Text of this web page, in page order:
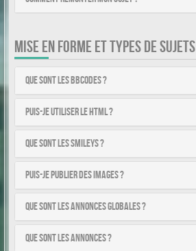
MISE EN FORME ET TYPES DE SUJETS
Que sont les BBCodes ?
Puis-je utiliser le HTML ?
Que sont les smileys ?
Puis-je publier des images ?
Que sont les annonces globales ?
Que sont les annonces ?